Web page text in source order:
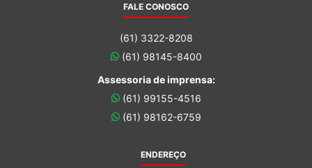
FALE CONOSCO
(61) 3322-8208
(61) 98145-8400
Assessoria de imprensa:
(61) 99155-4516
(61) 98162-6759
ENDEREÇO